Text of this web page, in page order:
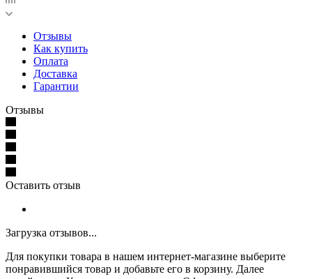
Отзывы
Как купить
Оплата
Доставка
Гарантии
Отзывы
Оставить отзыв
Загрузка отзывов...
Для покупки товара в нашем интернет-магазине выберите
понравившийся товар и добавьте его в корзину. Далее